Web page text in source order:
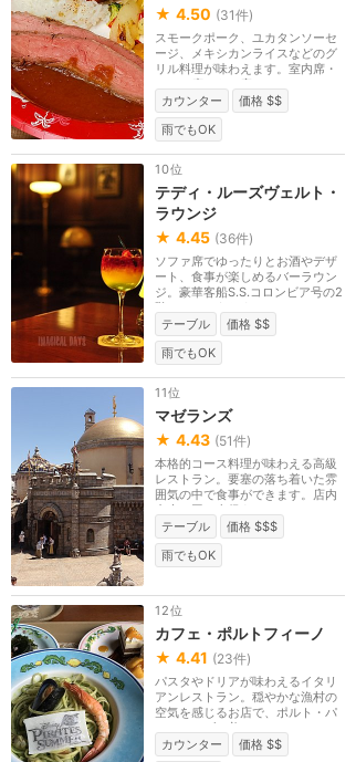
★ 4.50 (31件)
スモークポーク、ユカタンソーセ
ージ、メキシカンライスなどのグ
リル料理が味わえます。室内席・
テラス席ともに座...
カウンター
価格 $$
雨でもOK
10位
テディ・ルーズヴェルト・
ラウンジ
★ 4.45 (36件)
ソファ席でゆったりとお酒やデザ
ート、食事が楽しめるバーラウン
ジ。豪華客船S.S.コロンビア号の2
階デッキにありま...
テーブル
価格 $$
雨でもOK
11位
マゼランズ
★ 4.43 (51件)
本格的コース料理が味わえる高級
レストラン。要塞の落ち着いた雰
囲気の中で食事ができます。店内
中央で回る直径4m...
テーブル
価格 $$$
雨でもOK
12位
カフェ・ポルトフィーノ
★ 4.41 (23件)
パスタやドリアが味わえるイタリ
アンレストラン。穏やかな漁村の
空気を感じるお店で、ポルト・パ
ラディーゾの美し...
カウンター
価格 $$